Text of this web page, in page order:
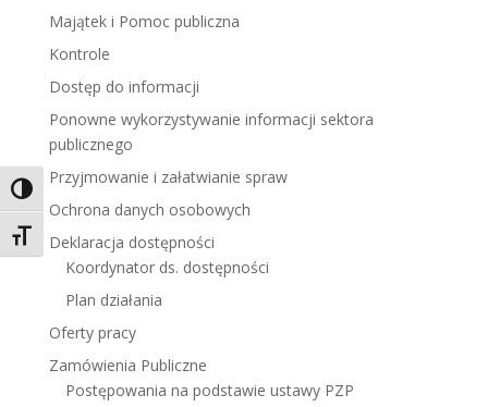
Toggle High Contrast
Toggle Font size
Majątek i Pomoc publiczna
Kontrole
Dostęp do informacji
Ponowne wykorzystywanie informacji sektora
publicznego
Przyjmowanie i załatwianie spraw
Ochrona danych osobowych
Deklaracja dostępności
Koordynator ds. dostępności
Plan działania
Oferty pracy
Zamówienia Publiczne
Postępowania na podstawie ustawy PZP